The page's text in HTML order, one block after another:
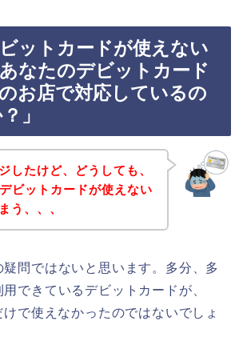
ットカードが使えない
なたのデビットカード
お店で対応しているの
」
したけど、どうしても、
ビットカードが使えない
う、、、
疑問ではないと思います。多分、多
できているデビットカードが、
で使えなかったのではないでしょ